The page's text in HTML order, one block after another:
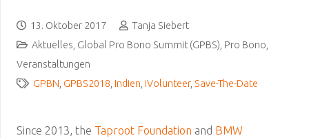
13. Oktober 2017
Tanja Siebert
Aktuelles Global Pro Bono Summit (GPBS) Pro Bono
Veranstaltungen
GPBN GPBS2018 Indien iVolunteer, Save-The-Date
Since 2013, the Taproot Foundation and BMW